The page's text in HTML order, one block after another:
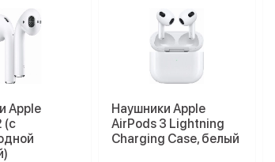
Apple
(с
Наушники Apple
AirPods 3 Lightning
Charging Case, белый